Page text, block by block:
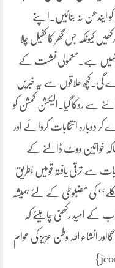
ایندھن نہ بنائیں۔اپنے
کیونکہ جس گھر کا کفیل چلا
نہیں ہے۔معمولی نشست کے
گی۔کچھ علاقوں سے یہ خبریں
سے روکا گیا۔الیکشن کمشن کو
کر دوبارہ انتخابات کروائے اور
تاکہ خواتین ووٹ ڈالنے کے
سے ترقی یافتہ قومیں بطریق
کی مضبوطی کے لئے ہمیشہ
کے امید رکھنی چاہیئے کہ
انشاء اللہ وطن عزیز کی عوام